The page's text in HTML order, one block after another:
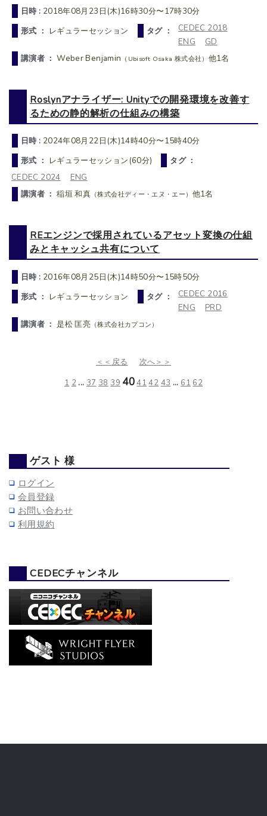
日時 : 2018年08月23日(木)16時30分〜17時30分
形式 ： レギュラーセッション タグ ：
CEDEC 2018
ENG
GD
講演者 ：Weber Benjamin （Ubisoft Osaka 株式会社） 他1名
Roslynアナライザー: Unityでの開発環境を改善す
るための静的解析の仕組みの構築
日時 : 2024年08月22日(木)14時40分〜15時40分
形式 ： レギュラーセッション(60分)
タグ ：
CEDEC 2024
ENG
講演者 ：稲垣 和真 （株式会社ディー・エヌ・エー） 他1名
REエンジンで採用されているアセット変換の仕組
みとキャッシュ共有について
日時 : 2016年08月25日(木)14時50分〜15時50分
形式 ： レギュラーセッション タグ ：
CEDEC 2016
ENG
PRD
講演者 ：是松 匡亮 （株式会社カプコン）
＜＜戻る
次へ＞＞
1 2 ... 37 38 39 4041 42 43 ... 61 62
ゲスト 様
ログイン
会員登録
お問い合わせ
利用規約
CEDECチャンネル